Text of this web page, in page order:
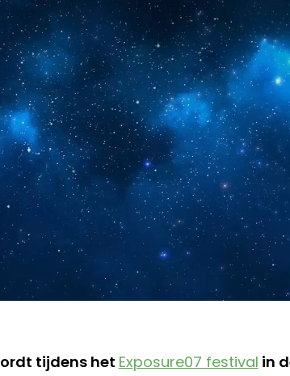
tijdens het Exposure07 festival in